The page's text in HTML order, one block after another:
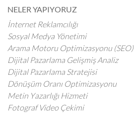
NELER YAPIYORUZ
İnternet Reklamcılığı
Sosyal Medya Yönetimi
Arama Motoru Optimizasyonu (SEO)
Dijital Pazarlama Gelişmiş Analiz
Dijital Pazarlama Stratejisi
Dönüşüm Oranı Optimizasyonu
Metin Yazarlığı Hizmeti
Fotograf Video Çekimi